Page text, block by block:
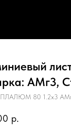
АМг3,
80 1.2х3
р.